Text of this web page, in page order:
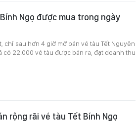
Ngọ được mua trong ngày
sau hơn 4 giờ mở bán vé tàu Tết Nguyên
có 22.000 vé tàu được bán ra, đạt doanh thu
rộng rãi vé tàu Tết Bính Ngọ